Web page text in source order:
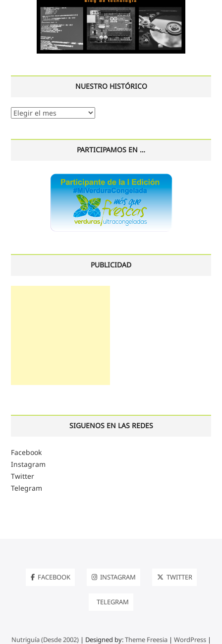
NUESTRO HISTÓRICO
Nuestro
PARTICIPAMOS EN …
PUBLICIDAD
SIGUENOS EN LAS REDES
Facebook
Instagram
Twitter
Telegram
FACEBOOK INSTAGRAM TWITTER
TELEGRAM
Nutriguía (Desde 2002)| Designed by:Theme Freesia| WordPress|